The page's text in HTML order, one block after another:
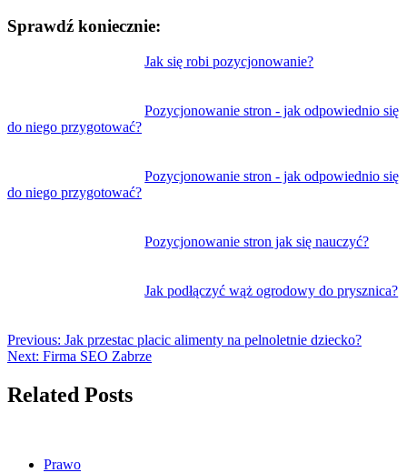
Sprawdź koniecznie:
Jak się robi pozycjonowanie?
Pozycjonowanie stron - jak odpowiednio się
do niego przygotować?
Pozycjonowanie stron - jak odpowiednio się
do niego przygotować?
Pozycjonowanie stron jak się nauczyć?
Jak podłączyć wąż ogrodowy do prysznica?
Previous: Jak przestac placic alimenty na pelnoletnie dziecko?
Next: Firma SEO Zabrze
Related Posts
Prawo